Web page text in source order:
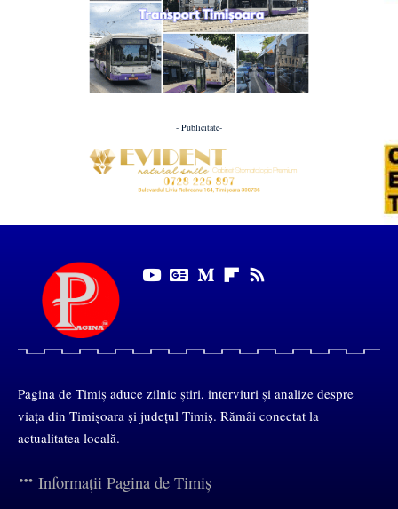
- Publicitate-
Pagina de Timiș aduce zilnic știri, interviuri și analize despre
viața din Timișoara și județul Timiș. Rămâi conectat la
actualitatea locală.
Informații Pagina de Timiș